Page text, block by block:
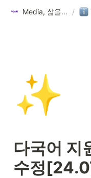
Media, 삶을 이롭게 하다 /
✨
다국어 지
수정